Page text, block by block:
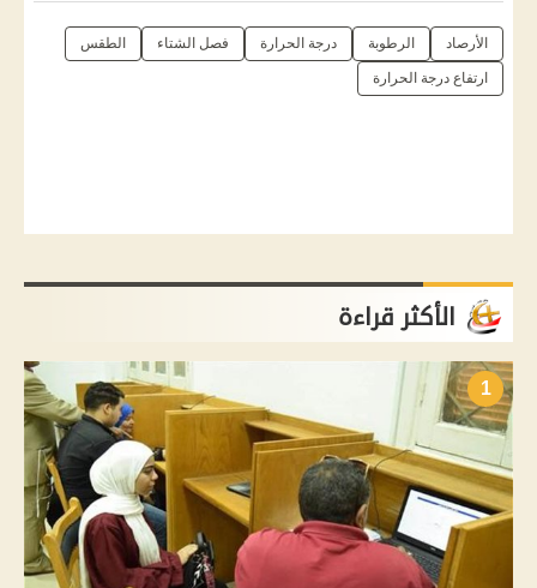
الأرصاد الرطوبة درجة الحرارة فصل الشتاء الطقس
ارتفاع درجة الحرارة
الأكثر قراءة
1